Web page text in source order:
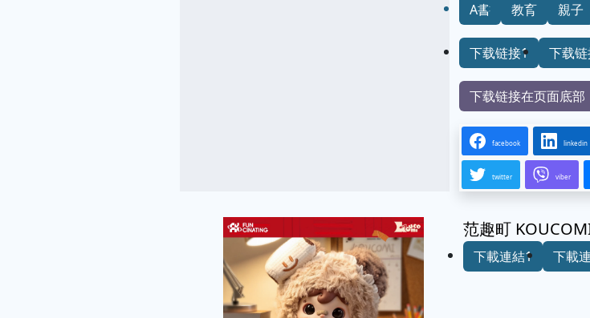
A書
教育 親子
下载链接1 下载
下载链接在页面底部
facebook linkedin
twitter viber
范趣町
下載連結1 下載